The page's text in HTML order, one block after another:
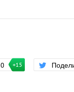
0 +15